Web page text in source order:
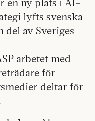
lyfts svenska
del av Sveriges
arbetet med
för
deltar för